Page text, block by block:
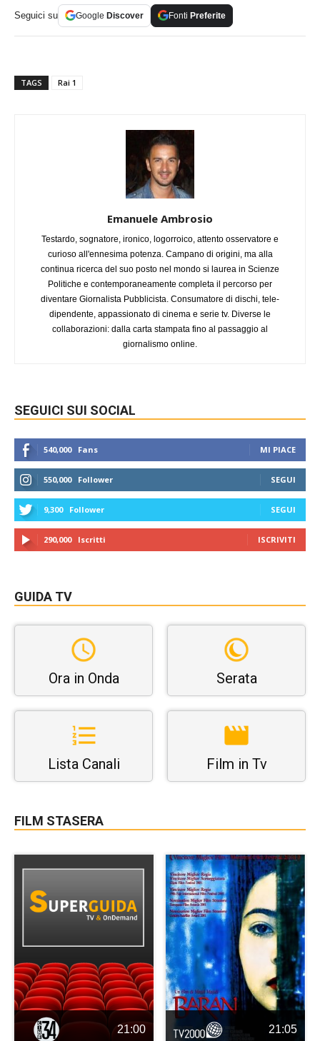
Seguici su Google Discover Fonti Preferite
TAGS Rai 1
Emanuele Ambrosio
Testardo, sognatore, ironico, logorroico, attento osservatore e
curioso all'ennesima potenza. Campano di origini, ma alla
continua ricerca del suo posto nel mondo si laurea in Scienze
Politiche e contemporaneamente completa il percorso per
diventare Giornalista Pubblicista. Consumatore di dischi, tele-
dipendente, appassionato di cinema e serie tv. Diverse le
collaborazioni: dalla carta stampata fino al passaggio al
giornalismo online.
SEGUICI SUI SOCIAL
540,000 Fans MI PIACE
550,000 Follower SEGUI
9,300 Follower SEGUI
290,000 Iscritti ISCRIVITI
GUIDA TV
Ora in Onda Serata
Lista Canali Film in Tv
FILM STASERA
21:00 21:05